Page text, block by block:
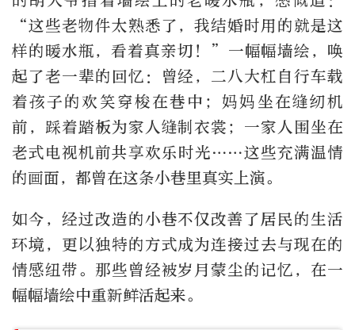
“这些老物件太熟悉了，我结婚时用的就是这
样的暖水瓶，看着真亲切！”一幅幅墙绘，唤
起了老一辈的回忆：曾经，二八大杠自行车载
着孩子的欢笑穿梭在巷中；妈妈坐在缝纫机
前，踩着踏板为家人缝制衣裳；一家人围坐在
老式电视机前共享欢乐时光……这些充满温情
的画面，都曾在这条小巷里真实上演。
如今，经过改造的小巷不仅改善了居民的生活
环境，更以独特的方式成为连接过去与现在的
情感纽带。那些曾经被岁月蒙尘的记忆，在一
幅幅墙绘中重新鲜活起来。